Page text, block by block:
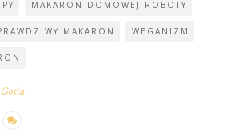
MAKARON DOMOWEJ ROBOTY
MAKARON WEGANIZM
Gosia